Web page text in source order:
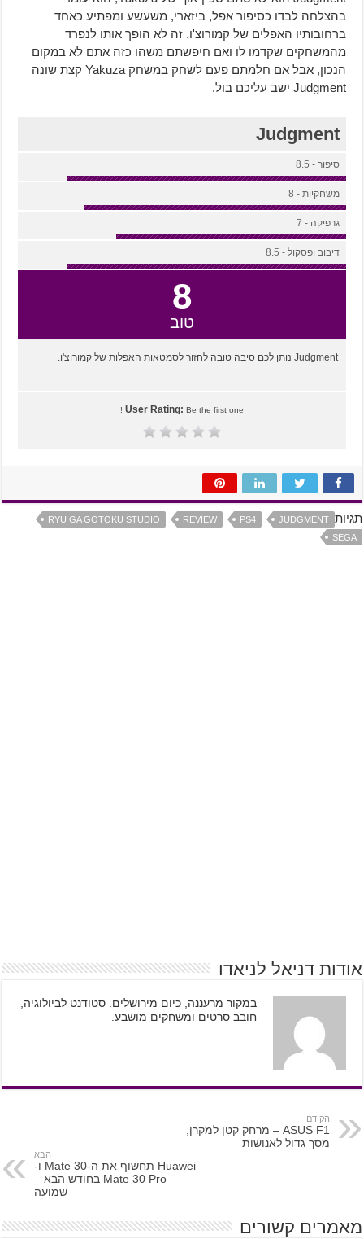
בהצלחה לבדו כסיפור אפל, ביזארי, משעשע ומפתיע כאחד
ברחובותיו האפלים של קמורוצ'ו. זה לא הופך אותו לנפרד
מהמשחקים שקדמו לו ואם חיפשתם משהו כזה אתם לא במקום
הנכון, אבל אם חלמתם פעם לשחק במשחק Yakuza קצת שונה
Judgment ישב עליכם בול.
Judgment
סיפור - 8.5
משחקיות - 8
גרפיקה - 7
דיבוב ופסקול - 8.5
8
טוב
Judgment נותן לכם סיבה טובה לחזור לסמטאות האפלות של קמורוצ'ו.
User Rating:Be the first one !
תגיות JUDGMENT
PS4
REVIEW
RYU GA GOTOKU STUDIO
SEGA
אודות דניאל לניאדו
במקור מרעננה, כיום מירושלים. סטודנט לביולוגיה,
חובב סרטים ומשחקים מושבע.
הקודם
ASUS F1 – מרחק קטן למקרן,
מסך גדול לאנושות
הבא
Huawei תחשוף את ה-Mate 30 ו-
Mate 30 Pro בחודש הבא –
שמועה
מאמרים קשורים